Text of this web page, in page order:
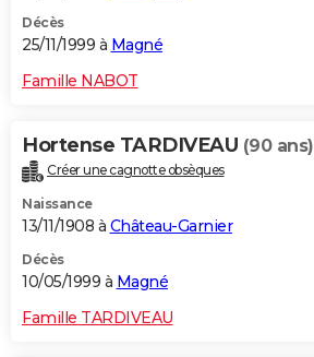
Décès
25/11/1999 à Magné
Famille NABOT
Hortense TARDIVEAU (90 ans)
Créer une cagnotte obsèques
Naissance
13/11/1908 à Château-Garnier
Décès
10/05/1999 à Magné
Famille TARDIVEAU